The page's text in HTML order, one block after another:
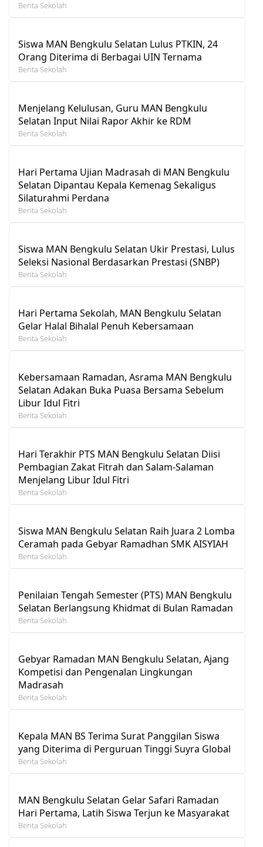
Berita Sekolah
Siswa MAN Bengkulu Selatan Lulus PTKIN, 24
Orang Diterima di Berbagai UIN Ternama
Berita Sekolah
Menjelang Kelulusan, Guru MAN Bengkulu
Selatan Input Nilai Rapor Akhir ke RDM
Berita Sekolah
Hari Pertama Ujian Madrasah di MAN Bengkulu
Selatan Dipantau Kepala Kemenag Sekaligus
Silaturahmi Perdana
Berita Sekolah
Siswa MAN Bengkulu Selatan Ukir Prestasi, Lulus
Seleksi Nasional Berdasarkan Prestasi (SNBP)
Berita Sekolah
Hari Pertama Sekolah, MAN Bengkulu Selatan
Gelar Halal Bihalal Penuh Kebersamaan
Berita Sekolah
Kebersamaan Ramadan, Asrama MAN Bengkulu
Selatan Adakan Buka Puasa Bersama Sebelum
Libur Idul Fitri
Berita Sekolah
Hari Terakhir PTS MAN Bengkulu Selatan Diisi
Pembagian Zakat Fitrah dan Salam-Salaman
Menjelang Libur Idul Fitri
Berita Sekolah
Siswa MAN Bengkulu Selatan Raih Juara 2 Lomba
Ceramah pada Gebyar Ramadhan SMK AISYIAH
Berita Sekolah
Penilaian Tengah Semester (PTS) MAN Bengkulu
Selatan Berlangsung Khidmat di Bulan Ramadan
Berita Sekolah
Gebyar Ramadan MAN Bengkulu Selatan, Ajang
Kompetisi dan Pengenalan Lingkungan
Madrasah
Berita Sekolah
Kepala MAN BS Terima Surat Panggilan Siswa
yang Diterima di Perguruan Tinggi Suyra Global
Berita Sekolah
MAN Bengkulu Selatan Gelar Safari Ramadan
Hari Pertama, Latih Siswa Terjun ke Masyarakat
Berita Sekolah